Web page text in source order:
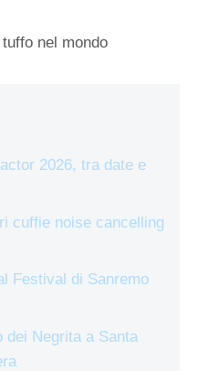
nel mondo
2026, tra date e
cuffie noise cancelling
Festival di Sanremo
dei Negrita a Santa